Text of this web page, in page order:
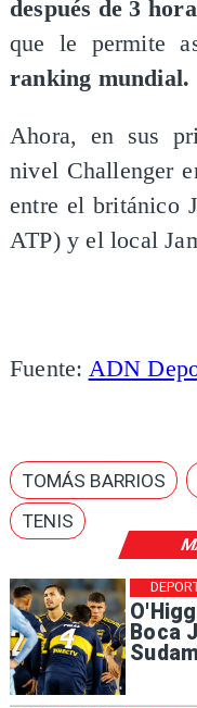
Boca
después de 3
que le permite
ranking mundial.
Ahora, en sus
nivel Challenger
entre el británico
ATP) y el local
Fuente: ADN
TOMÁS BARRIOS
TENIS